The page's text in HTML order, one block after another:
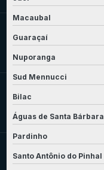
Macaubal
Guaraçaí
Nuporanga
Sud Mennucci
Bilac
Águas de Santa Bárbara
Pardinho
Santo Antônio do Pinhal